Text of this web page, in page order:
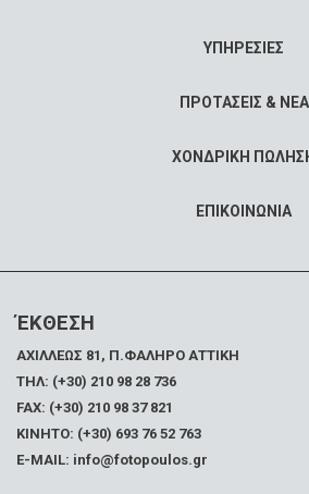
ΥΠΗΡΕΣΙΕΣ
ΠΡΟΤΑΣΕΙΣ & ΝΕΑ
ΧΟΝΔΡΙΚΗ
ΕΠΙΚΟΙΝΩΝΙΑ
ΈΚΘΕΣΗ
ΑΧΙΛΛΕΩΣ 81, Π.ΦΑΛΗΡΟ ΑΤΤΙΚΗ
ΤΗΛ: (+30) 210 98 28 736
FAX: (+30) 210 98 37 821
ΚΙΝΗΤΟ: (+30) 693 76 52 763
E-MAIL: info@fotopoulos.gr